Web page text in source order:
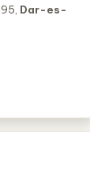
Dar-es-